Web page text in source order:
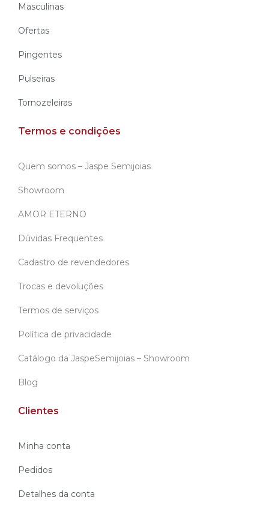
Masculinas
Ofertas
Pingentes
Pulseiras
Tornozeleiras
Termos e condições
Quem somos – Jaspe Semijoias
Showroom
AMOR ETERNO
Dúvidas Frequentes
Cadastro de revendedores
Trocas e devoluções
Termos de serviços
Política de privacidade
Catálogo da JaspeSemijoias – Showroom
Blog
Clientes
Minha conta
Pedidos
Detalhes da conta